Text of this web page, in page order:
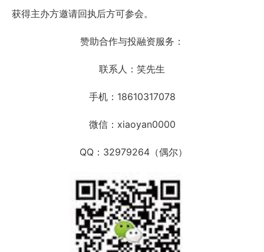
获得主办方邀请回执后方可参会。
赞助合作与投融资服务：
联系人：笑先生
手机：18610317078
微信：xiaoyan0000
QQ：32979264（偶尔）